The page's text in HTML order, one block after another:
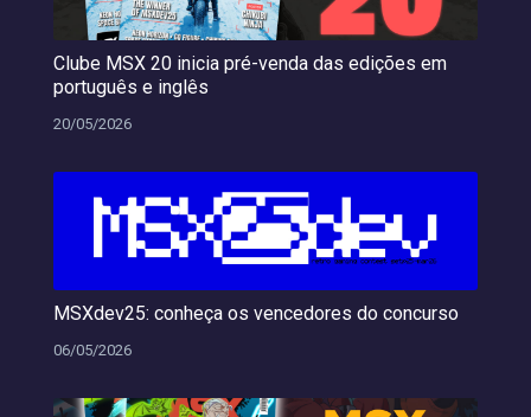
Clube MSX 20 inicia pré-venda das edições em
português e inglês
20/05/2026
MSXdev25: conheça os vencedores do concurso
06/05/2026